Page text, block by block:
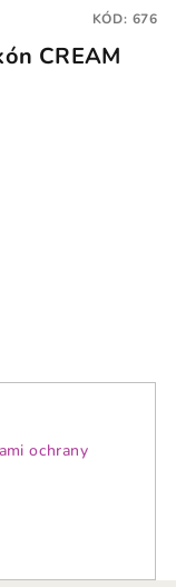
CREAM
KÓD: 676
ochrany